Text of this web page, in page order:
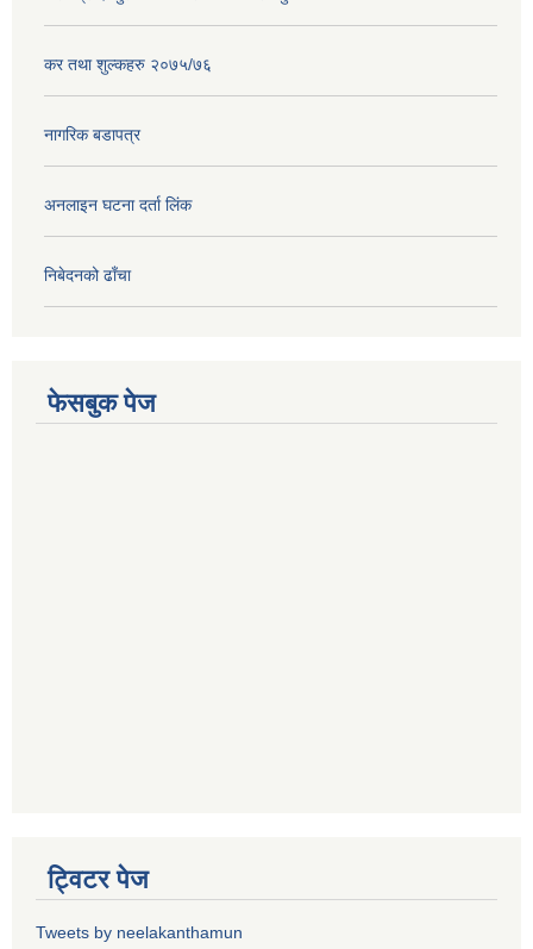
कर तथा शुल्कहरु २०७५/७६
नागरिक बडापत्र
अनलाइन घटना दर्ता लिंक
निबेदनको ढाँचा
फेसबुक पेज
ट्विटर पेज
Tweets by neelakanthamun